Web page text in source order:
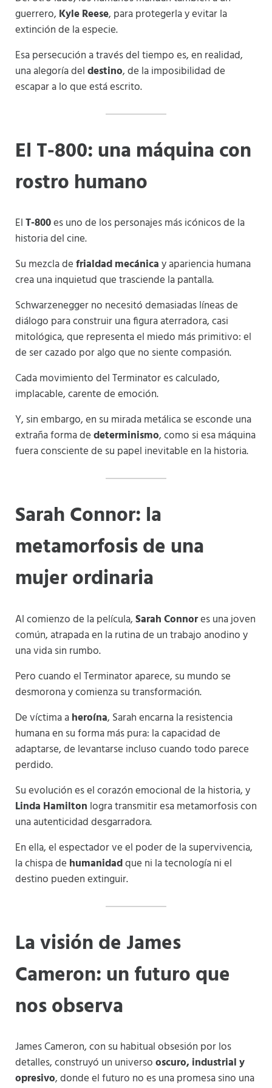
guerrero, Kyle Reese, para protegerla y evitar la
extinción de la especie.
Esa persecución a través del tiempo es, en realidad,
una alegoría deldestino, de la imposibilidad de
escapar a lo que está escrito.
El T-800: una máquina con
rostro humano
ElT-800es uno de los personajes más icónicos de la
historia del cine.
Su mezcla defrialdad mecánicay apariencia humana
crea una inquietud que trasciende la pantalla.
Schwarzenegger no necesitó demasiadas líneas de
diálogo para construir una figura aterradora, casi
mitológica, que representa el miedo más primitivo: el
de ser cazado por algo que no siente compasión.
Cada movimiento del Terminator es calculado,
implacable, carente de emoción.
Y, sin embargo, en su mirada metálica se esconde una
extraña forma dedeterminismo, como si esa máquina
fuera consciente de su papel inevitable en la historia.
Sarah Connor: la
metamorfosis de una
mujer ordinaria
Al comienzo de la película,Sarah Connores una joven
común, atrapada en la rutina de un trabajo anodino y
una vida sin rumbo.
Pero cuando el Terminator aparece, su mundo se
desmorona y comienza su transformación.
De víctima aheroína, Sarah encarna la resistencia
humana en su forma más pura: la capacidad de
adaptarse, de levantarse incluso cuando todo parece
perdido.
Su evolución es el corazón emocional de la historia, y
Linda Hamilton logra transmitir esa metamorfosis con
una autenticidad desgarradora.
En ella, el espectador ve el poder de la supervivencia,
la chispa de humanidadque ni la tecnología ni el
destino pueden extinguir.
La visión de James
Cameron: un futuro que
nos observa
James Cameron, con su habitual obsesión por los
detalles, construyó un universooscuro, industrial y
opresivo, donde el futuro no es una promesa sino una